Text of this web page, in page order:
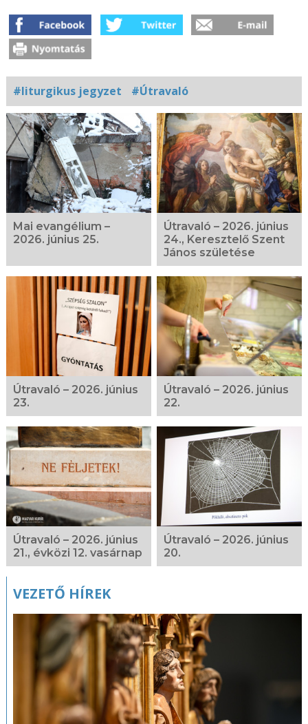
#liturgikus jegyzet #Útravaló
Kapcsolódó
fotógaléria
Mai evangélium –
2026. június 25.
Útravaló – 2026. június
24., Keresztelő Szent
János születése
Útravaló – 2026. június
23.
Útravaló – 2026. június
22.
Útravaló – 2026. június
21., évközi 12. vasárnap
Útravaló – 2026. június
20.
VEZETŐ HÍREK